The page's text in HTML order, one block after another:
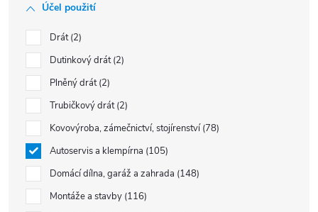
Účel použití
Drát 2
Dutinkový drát 2
Plněný drát 2
Trubičkový drát 2
Kovovýroba, zámečnictví, stojírenství 78
Autoservis a klempírna 105
Domácí dílna, garáž a zahrada 148
Montáže a stavby 116